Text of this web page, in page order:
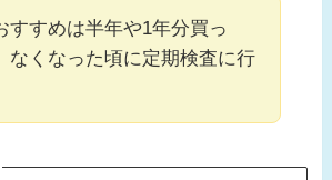
すすめは半年や1年分買っ
なくなった頃に定期検査に行